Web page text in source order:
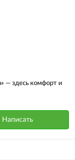
— здесь комфорт и
охраной и
Написать